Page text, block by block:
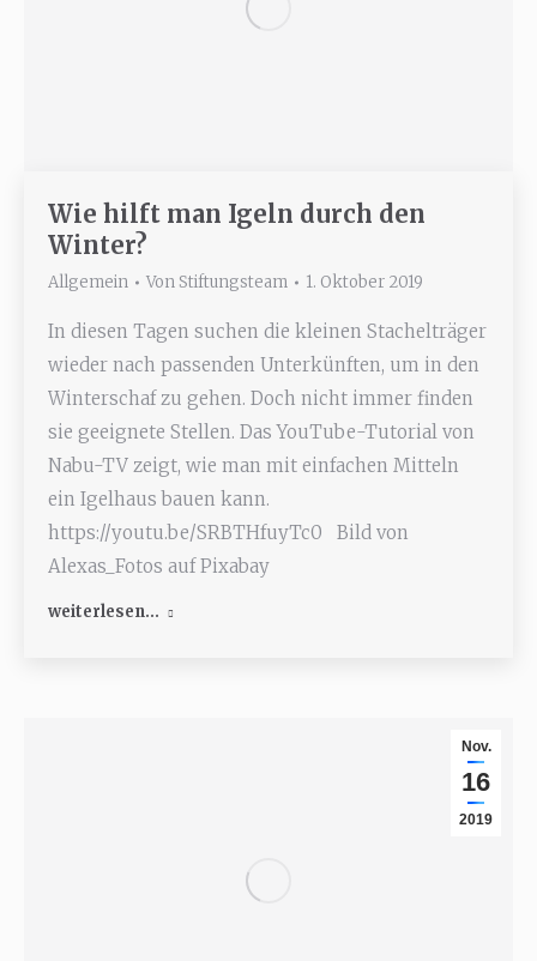
Wie hilft man Igeln durch den
Winter?
Allgemein Von Stiftungsteam 1. Oktober 2019
In diesen Tagen suchen die kleinen Stachelträger
wieder nach passenden Unterkünften, um in den
Winterschaf zu gehen. Doch nicht immer finden
sie geeignete Stellen. Das YouTube-Tutorial von
Nabu-TV zeigt, wie man mit einfachen Mitteln
ein Igelhaus bauen kann.
https://youtu.be/SRBTHfuyTc0 Bild von
Alexas_Fotos auf Pixabay
weiterlesen...
Nov.
16
2019